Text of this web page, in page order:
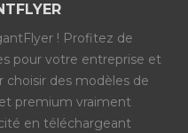
! Profitez de
pour votre entreprise et
choisir des modèles de
premium vraiment
en téléchargeant